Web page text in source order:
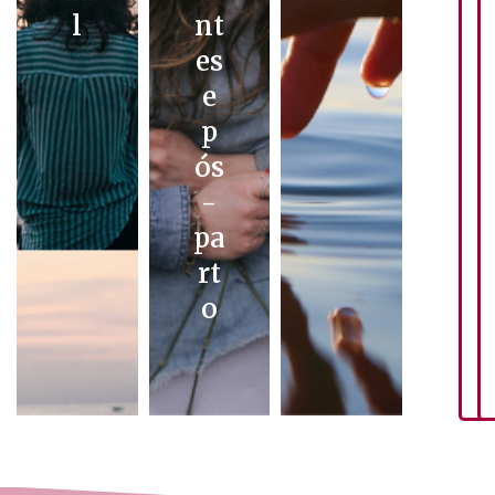
l
nt
es
e
p
ós
-
pa
rt
o